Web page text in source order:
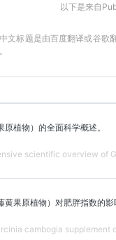
以下是来自
文标题是由百度翻译或谷歌
原植物）的全面科学概述。
scientific overview of
黄果原植物）对肥胖指数的
cambogia